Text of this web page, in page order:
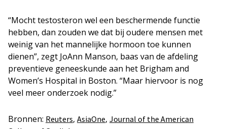
“Mocht testosteron wel een beschermende functie
hebben, dan zouden we dat bij oudere mensen met
weinig van het mannelijke hormoon toe kunnen
dienen”, zegt JoAnn Manson, baas van de afdeling
preventieve geneeskunde aan het Brigham and
Women’s Hospital in Boston. “Maar hiervoor is nog
veel meer onderzoek nodig.”
Bronnen: Reuters, AsiaOne, Journal of the American